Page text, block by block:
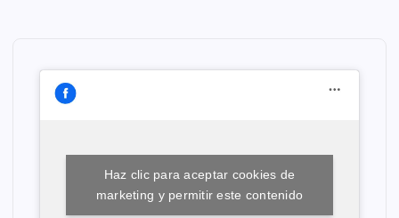
Haz clic para aceptar cookies de
marketing y permitir este contenido